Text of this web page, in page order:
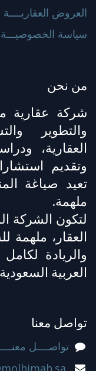
العروض العقاريــــة
سياسة الخصوصيـــة
من نحن
شركة عقارية
والتطوير
العقارية،
وتقديم
تعيد صياغة
ملهمة.
لتكون الشركة
العقار، ملهمة
والريادة
العربية
تواصل معنا
تواصــــل